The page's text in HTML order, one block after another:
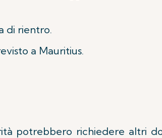
di rientro.
a Mauritius.
potrebbero richiedere altri